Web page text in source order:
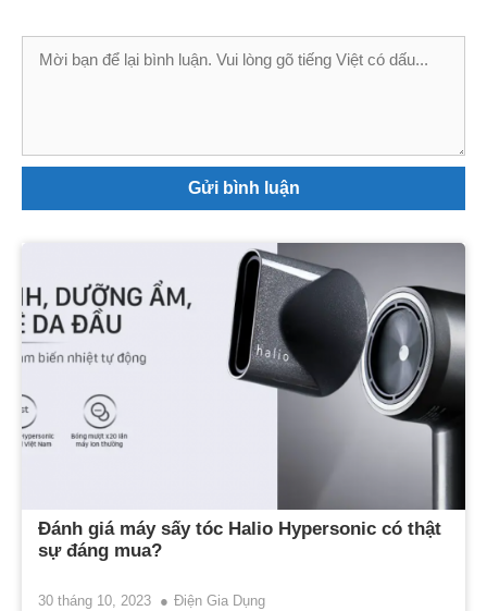
Bình
Đánh giá máy sấy tóc Halio Hypersonic có thật
sự đáng mua?
30 tháng 10, 2023 Điện Gia Dụng